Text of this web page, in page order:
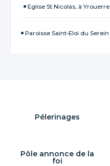
Eglise St Nicolas, à Yrouerre
Paroisse Saint-Eloi du Serein
Pélerinages
Pôle annonce de la
foi